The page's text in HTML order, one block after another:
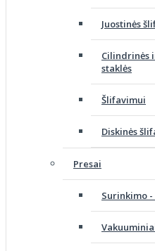
Juostinės
Cilindrinės
staklės
Šlifavimui
Diskinės
Presai
Surinkimo